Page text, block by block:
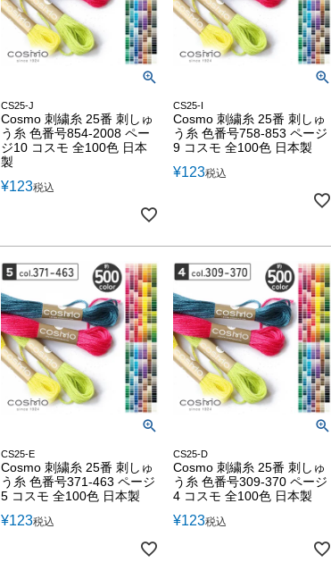
CS25-J
Cosmo 刺繍糸 25番 刺しゅ
う糸 色番号854-2008 ペー
ジ10 コスモ 全100色 日本
製
¥123税込
CS25-I
Cosmo 刺繍糸 25番 刺しゅ
う糸 色番号758-853 ページ
9 コスモ 全100色 日本製
¥123税込
CS25-E
Cosmo 刺繍糸 25番 刺しゅ
う糸 色番号371-463 ページ
5 コスモ 全100色 日本製
¥123税込
CS25-D
Cosmo 刺繍糸 25番 刺しゅ
う糸 色番号309-370 ページ
4 コスモ 全100色 日本製
¥123税込